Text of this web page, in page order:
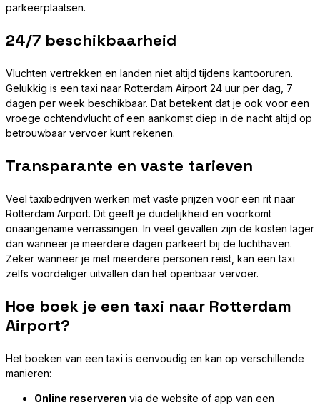
parkeerplaatsen.
24/7 beschikbaarheid
Vluchten vertrekken en landen niet altijd tijdens kantooruren.
Gelukkig is een taxi naar Rotterdam Airport 24 uur per dag, 7
dagen per week beschikbaar. Dat betekent dat je ook voor een
vroege ochtendvlucht of een aankomst diep in de nacht altijd op
betrouwbaar vervoer kunt rekenen.
Transparante en vaste tarieven
Veel taxibedrijven werken met vaste prijzen voor een rit naar
Rotterdam Airport. Dit geeft je duidelijkheid en voorkomt
onaangename verrassingen. In veel gevallen zijn de kosten lager
dan wanneer je meerdere dagen parkeert bij de luchthaven.
Zeker wanneer je met meerdere personen reist, kan een taxi
zelfs voordeliger uitvallen dan het openbaar vervoer.
Hoe boek je een taxi naar Rotterdam
Airport?
Het boeken van een taxi is eenvoudig en kan op verschillende
manieren:
Online reserveren via de website of app van een